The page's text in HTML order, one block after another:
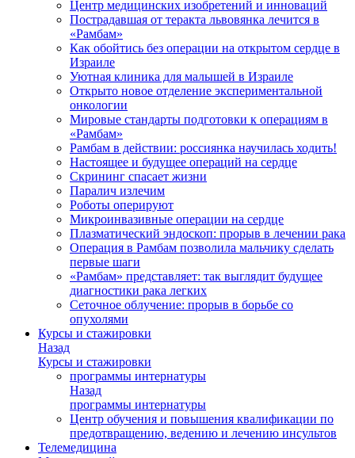
Центр медицинских изобретений и инноваций
Пострадавшая от теракта львовянка лечится в
«Рамбам»
Как обойтись без операции на открытом сердце в
Израиле
Уютная клиника для малышей в Израиле
Открыто новое отделение экспериментальной
онкологии
Мировые стандарты подготовки к операциям в
«Рамбам»
Рамбам в действии: россиянка научилась ходить!
Настоящее и будущее операций на сердце
Скрининг спасает жизни
Паралич излечим
Роботы оперируют
Микроинвазивные операции на сердце
Плазматический эндоскоп: прорыв в лечении рака
Операция в Рамбам позволила мальчику сделать
первые шаги
«Рамбам» представляет: так выглядит будущее
диагностики рака легких
Сеточное облучение: прорыв в борьбе со
опухолями
Курсы и стажировки
Назад
Курсы и стажировки
программы интернатуры
Назад
программы интернатуры
Центр обучения и повышения квалификации по
предотвращению, ведению и лечению инсультов
Телемедицина